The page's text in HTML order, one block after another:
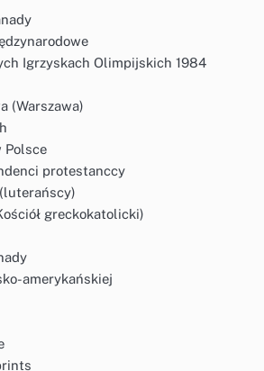
Igrzyskach Olimpijskich 1984
(Warszawa)
Polsce
protestanccy
greckokatolicki)
amerykańskiej